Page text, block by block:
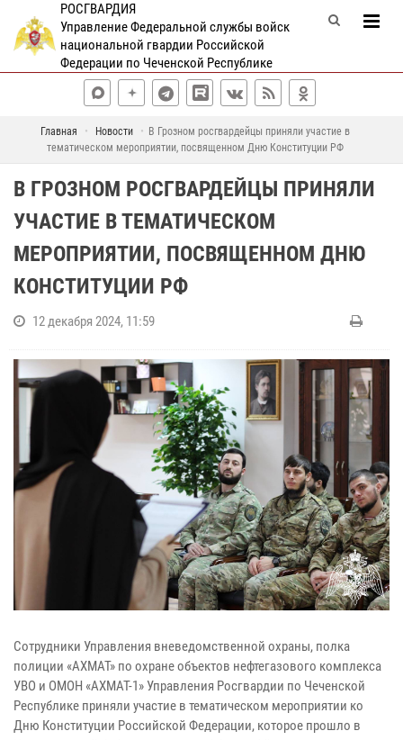
РОСГВАРДИЯ
Управление Федеральной службы войск
национальной гвардии Российской
Федерации по Чеченской Республике
Главная Новости
В Грозном росгвардейцы приняли участие в
тематическом мероприятии, посвященном Дню Конституции РФ
В ГРОЗНОМ РОСГВАРДЕЙЦЫ ПРИНЯЛИ
УЧАСТИЕ В ТЕМАТИЧЕСКОМ
МЕРОПРИЯТИИ, ПОСВЯЩЕННОМ ДНЮ
КОНСТИТУЦИИ РФ
12 декабря 2024, 11:59
Сотрудники Управления вневедомственной охраны, полка
полиции «АХМАТ» по охране объектов нефтегазового комплекса
УВО и ОМОН «АХМАТ-1» Управления Росгвардии по Чеченской
Республике приняли участие в тематическом мероприятии ко
Дню Конституции Российской Федерации, которое прошло в